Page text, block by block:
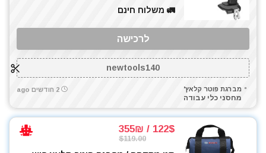
🚛 משלוח חינם
לרכישה
newtools140
מברגת פוטר קלאץ'
מחסני כלי עבודה
2 חודשים ago
122$ / 355₪
$119.00